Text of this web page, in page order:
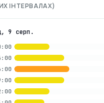
ІНТЕРВАЛАХ)
9 серп.